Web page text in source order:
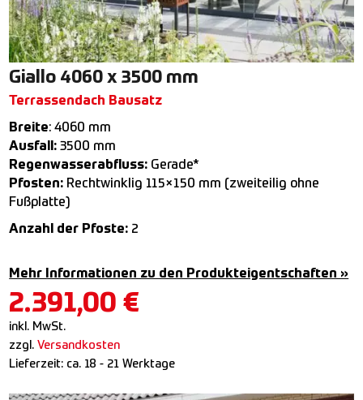
Giallo 4060 x 3500 mm
Terrassendach Bausatz
Breite: 4060 mm
Ausfall: 3500 mm
Regenwasserabfluss: Gerade*
Pfosten: Rechtwinklig 115×150 mm (zweiteilig ohne
Fußplatte)
Anzahl der Pfoste: 2
Mehr Informationen zu den Produkteigentschaften »
2.391,00 €
inkl. MwSt.
zzgl.Versandkosten
Lieferzeit: ca. 18 - 21 Werktage